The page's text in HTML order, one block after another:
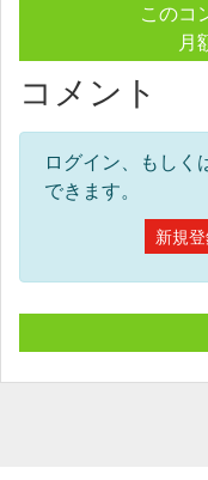
このコ
月
コメント
ログイン、もしく
できます。
新規